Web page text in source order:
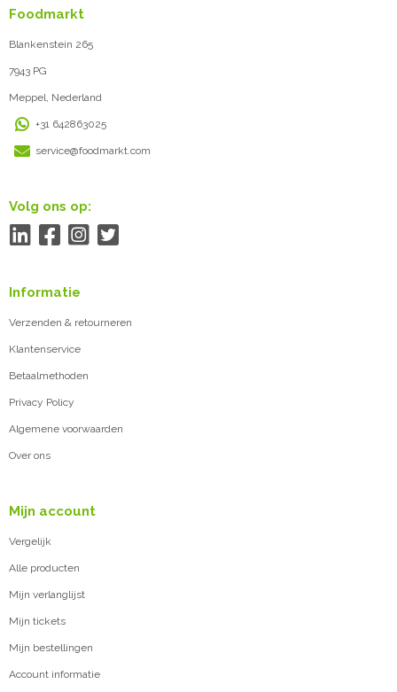
Foodmarkt
Blankenstein 265
7943 PG
Meppel, Nederland
+31 642863025
service@foodmarkt.com
Volg ons op:
Informatie
Verzenden & retourneren
Klantenservice
Betaalmethoden
Privacy Policy
Algemene voorwaarden
Over ons
Mijn account
Vergelijk
Alle producten
Mijn verlanglijst
Mijn tickets
Mijn bestellingen
Account informatie